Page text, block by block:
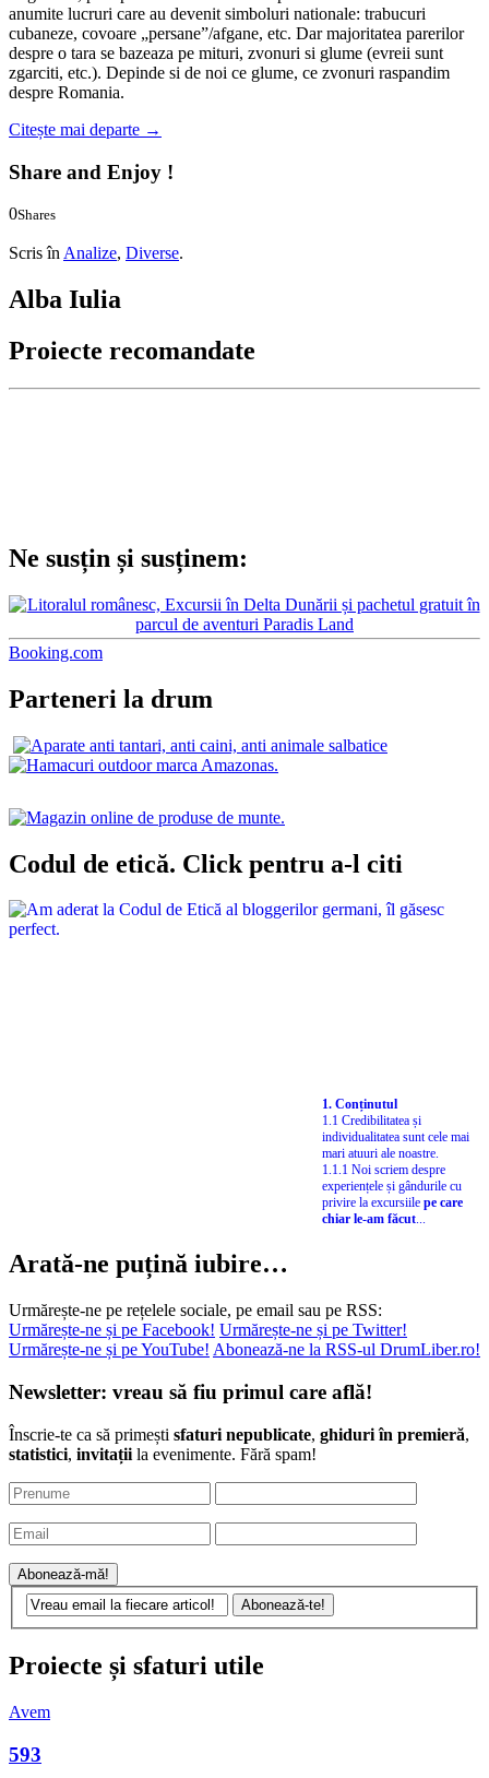
anumite lucruri care au devenit simboluri nationale: trabucuri
cubaneze, covoare „persane”/afgane, etc. Dar majoritatea parerilor
despre o tara se bazeaza pe mituri, zvonuri si glume (evreii sunt
zgarciti, etc.). Depinde si de noi ce glume, ce zvonuri raspandim
despre Romania.
Citește mai departe →
Share and Enjoy !
0Shares
Scris în Analize, Diverse.
Alba Iulia
Proiecte recomandate
Ne susțin și susținem:
Booking.com
Parteneri la drum
Codul de etică. Click pentru a-l citi
1. Conținutul
1.1 Credibilitatea și
individualitatea sunt cele mai
mari atuuri ale noastre.
1.1.1 Noi scriem despre
experiențele și gândurile cu
privire la excursiilepe care
Arată-ne puțină iubire…
Urmărește-ne pe rețelele sociale, pe email sau pe RSS:
Urmărește-ne și pe Facebook! Urmărește-ne și pe Twitter!
Înscrie-te ca să primeștisfaturi nepublicate,
Proiecte și sfaturi utile